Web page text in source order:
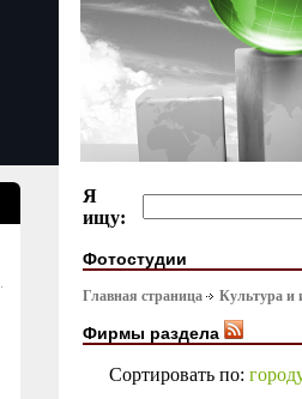
Я
ищу:
Фотостудии
Главная страница Культура и
Фирмы раздела
Сортировать по: